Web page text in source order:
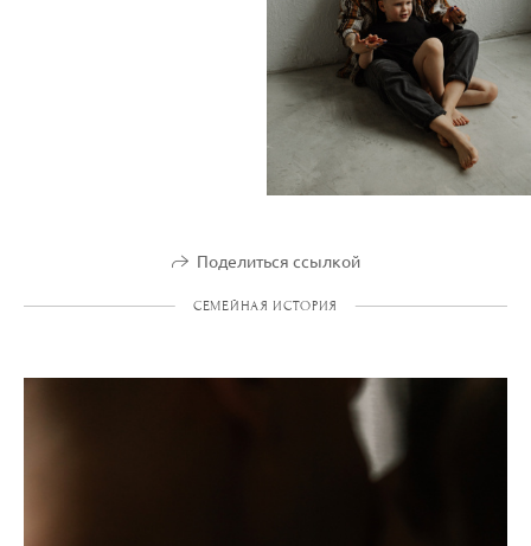
Поделиться ссылкой
СЕМЕЙНАЯ ИСТОРИЯ